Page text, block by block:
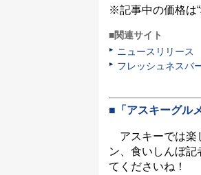
※記事中の価格は“
■関連サイト
ニュースリリース
フレッシュネスバ
■「アスキーグル
アスキーでは楽
ン、食いしんぼ記
てくださいね！